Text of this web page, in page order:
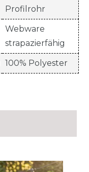
Profilrohr
Webware
strapazierfähig
100% Polyester